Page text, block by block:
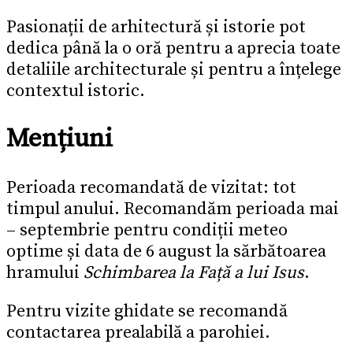
Pasionații de arhitectură și istorie pot
dedica până la o oră pentru a aprecia toate
detaliile architecturale și pentru a înțelege
contextul istoric.
Mențiuni
Perioada recomandată de vizitat: tot
timpul anului. Recomandăm perioada mai
– septembrie pentru condiții meteo
optime și data de 6 august la sărbătoarea
hramului Schimbarea la Față a lui Isus.
Pentru vizite ghidate se recomandă
contactarea prealabilă a parohiei.